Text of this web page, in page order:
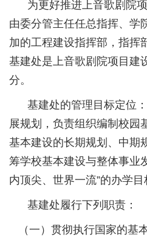
为更好推进上音歌剧院项
由委分管主任任总指挥、学
加的工程建设指挥部，指挥
基建处是上音歌剧院项目建
分。
基建处的管理目标定位：
展规划，负责组织编制校园
基本建设的长期规划、中期
筹学校基本建设与整体事业
内顶尖、世界一流”的办学目
基建处履行下列职责：
（一）贯彻执行国家的基